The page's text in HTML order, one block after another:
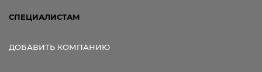
СПЕЦИАЛИСТАМ
ДОБАВИТЬ КОМПАНИЮ